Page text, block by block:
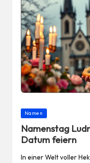
Posted
Namen
Namenstag
Datum feiern
In einer Welt voller